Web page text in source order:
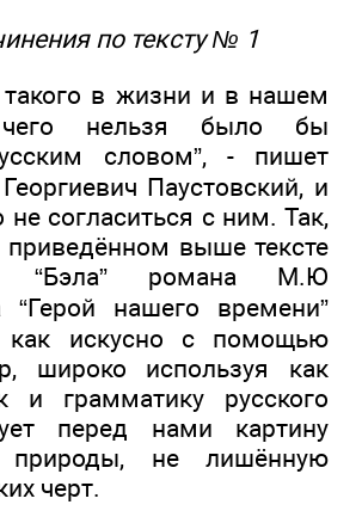
по тексту № 1
такого в жизни и в нашем
чего нельзя было бы
словом”, - пишет
Паустовский, и
согласиться с ним. Так,
выше тексте
“Бэла” романа М.Ю
“Герой нашего времени”
искусно с помощью
широко используя как
и грамматику русского
перед нами картину
природы, не лишённую
черт.